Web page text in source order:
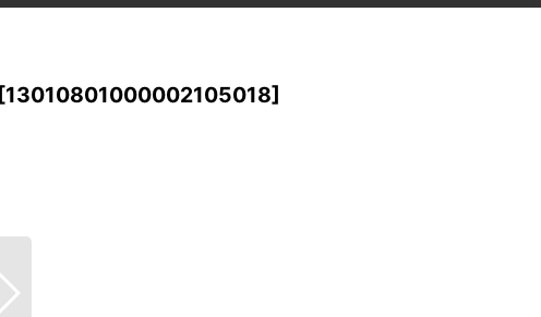
[13010801000002105018]